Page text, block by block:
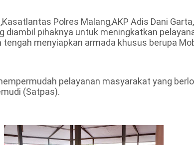
Polres Malang,AKP Adis Dani
diambil pihaknya untuk meningkatkan
menyiapkan armada khusus berupa
pelayanan masyarakat yang
(Satpas).